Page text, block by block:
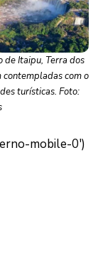
de Itaipu, Terra dos
com o
turísticas. Foto: